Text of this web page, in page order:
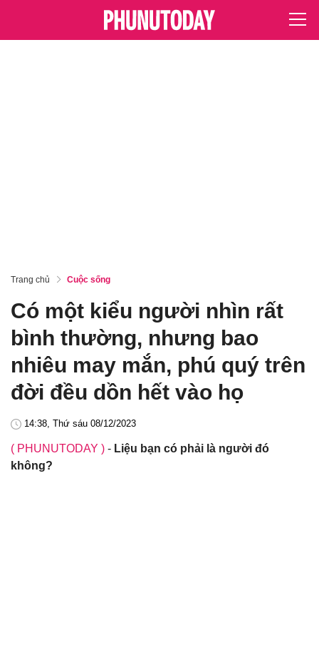
Trang chủ Cuộc sống
Có một kiểu người nhìn rất
bình thường, nhưng bao
nhiêu may mắn, phú quý trên
đời đều dồn hết vào họ
14:38, Thứ sáu 08/12/2023
( PHUNUTODAY ) - Liệu bạn có phải là người đó
không?